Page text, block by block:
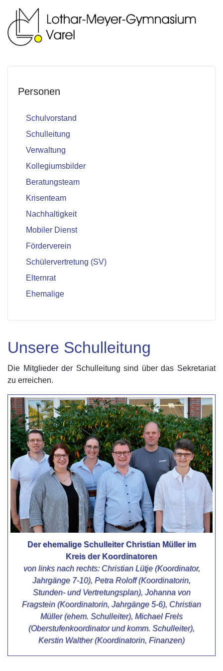
Personen
Schulvorstand
Schulleitung
Verwaltung
Kollegiumsbilder
Beratungsteam
Krisenteam
Nachhaltigkeit
Mobiler Dienst
Förderverein
Schülervertretung (SV)
Elternrat
Ehemalige
Unsere Schulleitung
Die Mitglieder der Schulleitung sind über das Sekretariat
zu erreichen.
Der ehemalige Schulleiter Christian Müller im
Kreis der Koordinatoren
von links nach rechts: Christian Lütje (Koordinator,
Jahrgänge 7-10), Petra Roloff (Koordinatorin,
Stunden- und Vertretungsplan), Johanna von
Fragstein (Koordinatorin, Jahrgänge 5-6), Christian
Müller (ehem. Schulleiter), Michael Frels
(Oberstufenkoordinator und komm. Schulleiter),
Kerstin Walther (Koordinatorin, Finanzen)